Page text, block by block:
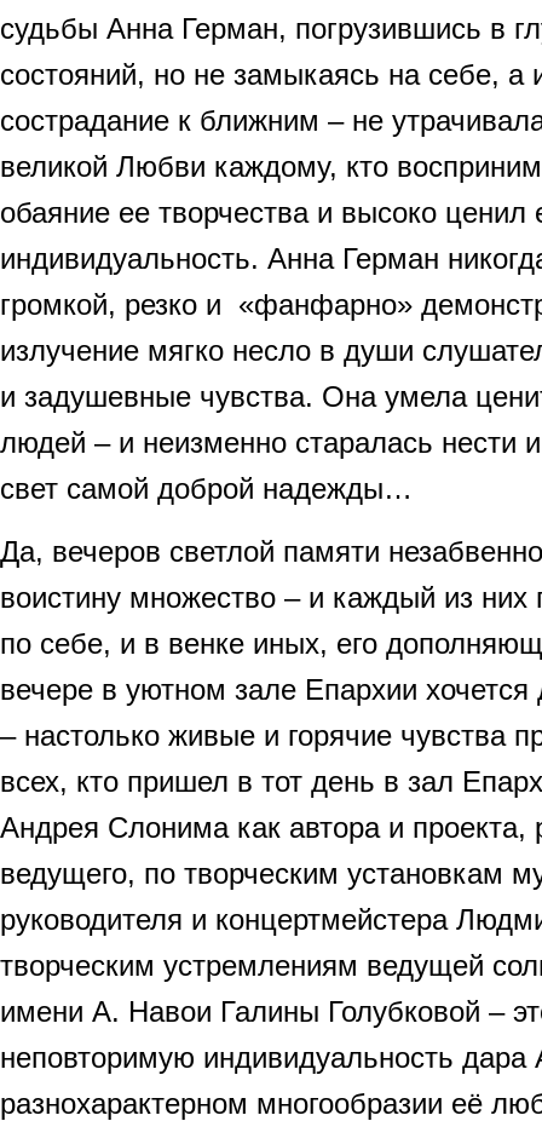
судьбы Анна Герман, погрузившись в
состояний, но не замыкаясь на себе, а
сострадание к ближним – не
великой Любви каждому, кто
обаяние ее творчества и высоко
индивидуальность. Анна Герман
громкой, резко и «фанфарно»
излучение мягко несло в души
и задушевные чувства. Она умела
людей – и неизменно старалась нести
свет самой доброй надежды…
Да, вечеров светлой памяти
воистину множество – и каждый из них
по себе, и в венке иных, его
вечере в уютном зале Епархии
– настолько живые и горячие чувства
всех, кто пришел в тот день в зал
Андрея Слонима как автора и проекта,
ведущего, по творческим установкам
руководителя и концертмейстера
творческим устремлениям ведущей
имени А. Навои Галины Голубковой –
неповторимую индивидуальность
разнохарактерном многообразии её